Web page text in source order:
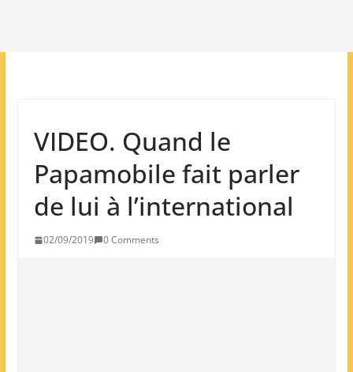
VIDEO. Quand le
Papamobile fait parler
de lui à l’international
02/09/2019 0 Comments